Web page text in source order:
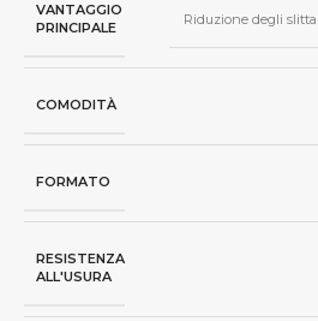
VANTAGGIO
PRINCIPALE
Riduzione degli
COMODITÀ
FORMATO
RESISTENZA
ALL'USURA